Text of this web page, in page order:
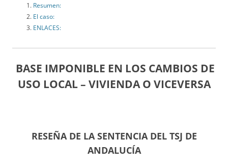
Resumen:
El caso:
ENLACES:
BASE IMPONIBLE EN LOS CAMBIOS DE
USO LOCAL – VIVIENDA O VICEVERSA
RESEÑA DE LA SENTENCIA DEL TSJ DE
ANDALUCÍA